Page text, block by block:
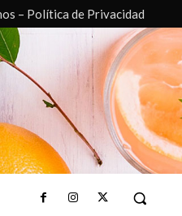
– Política de Privacidad